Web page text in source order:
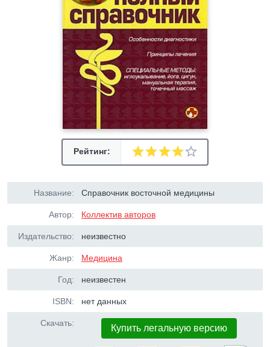
Рейтинг:
Название: Справочник восточной медицины
Автор: Коллектив авторов
Издательство: неизвестно
Жанр: Медицина
Год: неизвестен
ISBN: нет данных
Скачать: Купить легальную версию